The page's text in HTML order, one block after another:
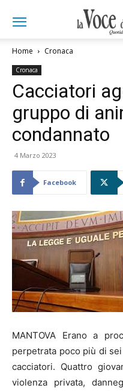
Home Cronaca
Cronaca
Cacciatori
gruppo di
condannato
4 Marzo 2023
Facebook
MANTOVA Erano a
perpetrata poco più di
cacciatori. Quattro
violenza privata,